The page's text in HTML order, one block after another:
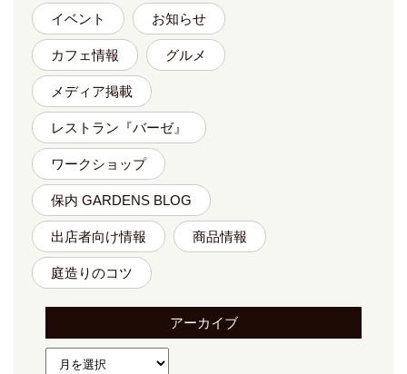
イベント お知らせ
カフェ情報 グルメ
メディア掲載
レストラン『バーゼ』
ワークショップ
保内 GARDENS BLOG
出店者向け情報 商品情報
庭造りのコツ
アーカイブ